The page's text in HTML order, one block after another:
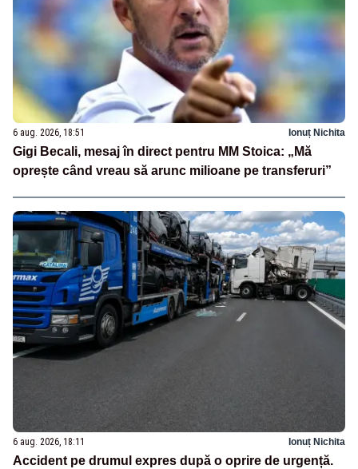
6 aug. 2026, 18:51 Ionuț Nichita
Gigi Becali, mesaj în direct pentru MM Stoica: „Mă
oprește când vreau să arunc milioane pe transferuri”
6 aug. 2026, 18:11 Ionuț Nichita
Accident pe drumul expres după o oprire de urgență.